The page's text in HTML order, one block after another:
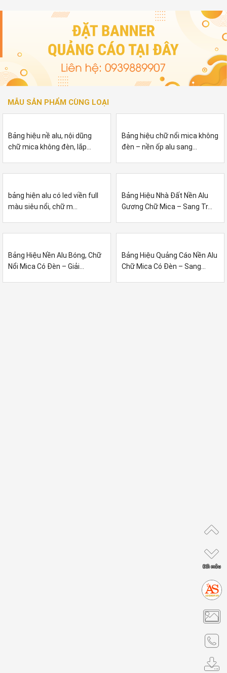
MẪU SẢN PHẨM CÙNG LOẠI
Bảng hiệu nề alu, nội dũng
chữ mica không đèn, lắp...
Bảng hiệu chữ nổi mica không
đèn – nền ốp alu sang...
bảng hiện alu có led viền full
màu siêu nổi, chữ m...
Bảng Hiệu Nhà Đất Nền Alu
Gương Chữ Mica – Sang Tr...
Bảng Hiệu Nền Alu Bóng, Chữ
Nổi Mica Có Đèn – Giải...
Bảng Hiệu Quảng Cáo Nền Alu
Chữ Mica Có Đèn – Sang...
Đổi mẫu